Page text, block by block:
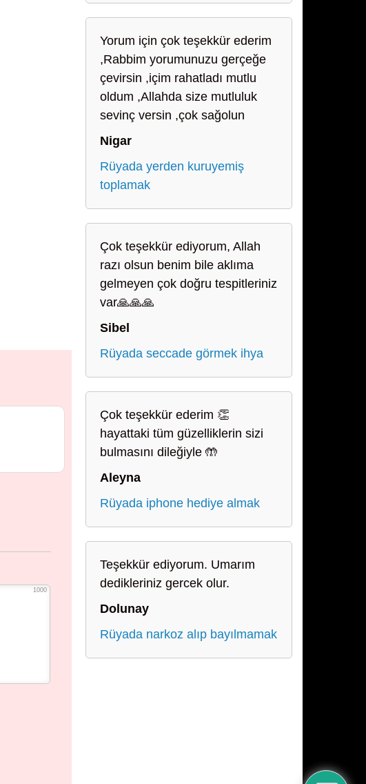
1000
Yorum için çok teşekkür ederim
,Rabbim yorumunuzu gerçeğe
çevirsin ,içim rahatladı mutlu
oldum ,Allahda size mutluluk
sevinç versin ,çok sağolun
Nigar
Rüyada yerden kuruyemiş
toplamak
Çok teşekkür ediyorum, Allah
razı olsun benim bile aklıma
gelmeyen çok doğru tespitleriniz
var🙏🙏🙏
Sibel
Rüyada seccade görmek ihya
Çok teşekkür ederim 👏
hayattaki tüm güzelliklerin sizi
bulmasını dileğiyle 🤲
Aleyna
Rüyada iphone hediye almak
Teşekkür ediyorum. Umarım
dedikleriniz gercek olur.
Dolunay
Rüyada narkoz alıp bayılmamak